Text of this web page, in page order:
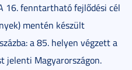
16. fenntartható fejlődési cél
mentén készült
a 85. helyen végzett a
jelenti Magyarországon.